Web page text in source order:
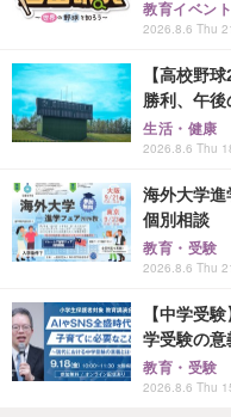
教育イベント
2026.8.6 Thu
【高校野
勝利、午
生活・健康
2026.8.6 Thu
海外大学進
個別相談
教育・受験
2026.8.6 Thu
【中学受
学受験の
教育・受験
2026.8.6 Thu